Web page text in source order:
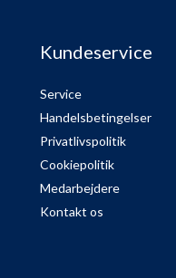
Kundeservice
Service
Handelsbetingelser
Privatlivspolitik
Cookiepolitik
Medarbejdere
Kontakt os